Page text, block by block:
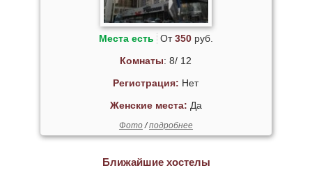
Места есть От350руб.
Комнаты: 8/ 12
Регистрация: Нет
Женские места: Да
Фото/подробнее
Ближайшие хостелы